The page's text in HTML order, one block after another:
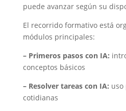
puede avanzar según su
El recorrido formativo está
módulos principales:
– Primeros pasos con IA:
conceptos básicos
– Resolver tareas con IA: uso
cotidianas